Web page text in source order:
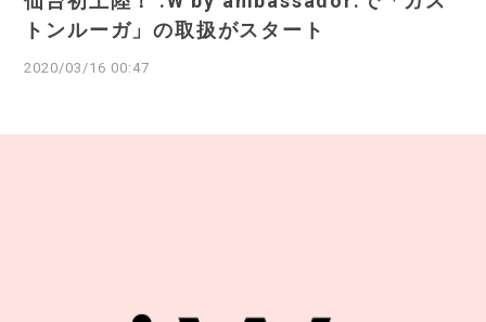
トンルーガ」の取扱がスタート
2020/03/16 00:47